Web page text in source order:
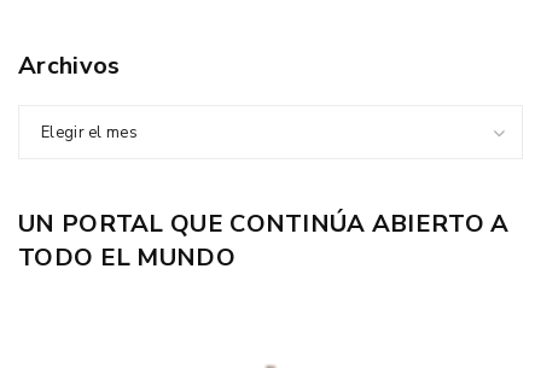
Archivos
Elegir el mes
UN PORTAL QUE CONTINÚA ABIERTO A
TODO EL MUNDO